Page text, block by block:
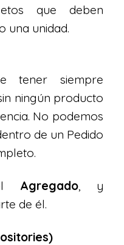
que deben
una unidad.
tener siempre
ningún producto
No podemos
de un Pedido
Agregado, y
de él.